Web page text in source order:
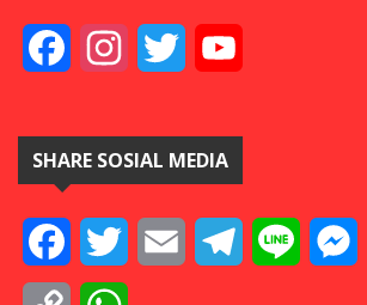
FacebookInstagramTwitter
SHARE SOSIAL MEDIA
FacebookTwitter Email TelegramLine